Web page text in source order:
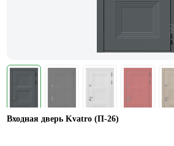
Входная дверь Kvatro (П-26)